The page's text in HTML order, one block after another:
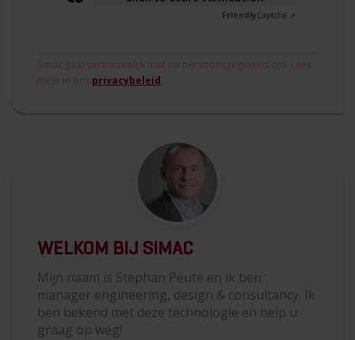
FriendlyCaptcha ⇗
privacybeleid
WELKOM BIJ SIMAC
Mijn naam is Stephan Peute en ik ben
manager engineering, design & consultancy. Ik
ben bekend met deze technologie en help u
graag op weg!